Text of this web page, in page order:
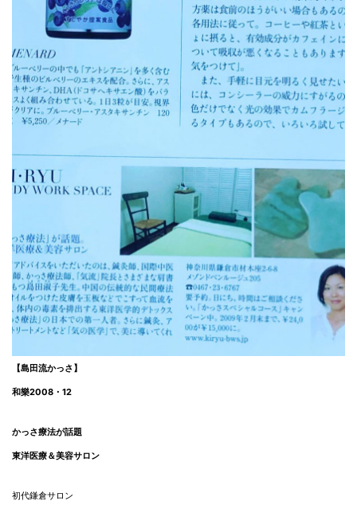
【島田流かっさ】
和樂2008・12
かっさ療法が話題
東洋医療＆美容サロン
初代鎌倉サロン